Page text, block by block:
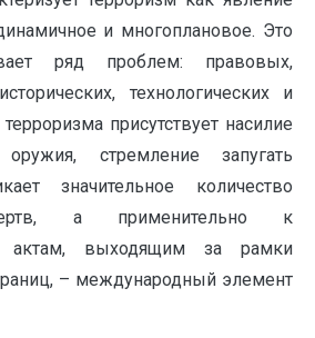
и многоплановое. Это
ряд проблем: правовых,
технологических и
присутствует насилие
стремление запугать
значительное количество
а применительно к
актам, выходящим за рамки
– международный элемент